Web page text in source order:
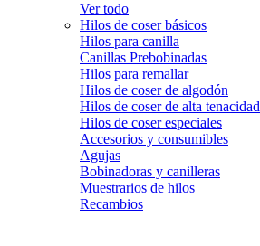
Ver todo
Hilos de coser básicos
Hilos para canilla
Canillas Prebobinadas
Hilos para remallar
Hilos de coser de algodón
Hilos de coser de alta tenacidad
Hilos de coser especiales
Accesorios y consumibles
Agujas
Bobinadoras y canilleras
Muestrarios de hilos
Recambios